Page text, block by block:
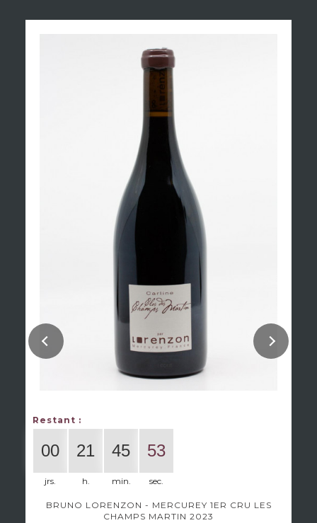
Restant :
00
jrs.
21
h.
45
min.
53
sec.
BRUNO LORENZON - MERCUREY 1ER CRU LES
CHAMPS MARTIN 2023